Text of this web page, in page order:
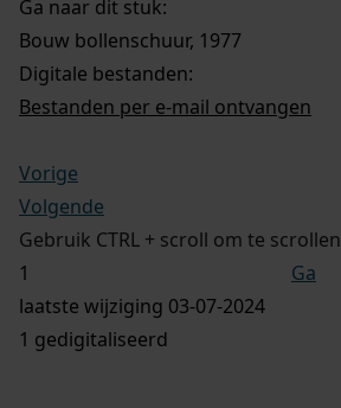
Ga naar dit stuk:
Bouw bollenschuur, 1977
Digitale bestanden:
Bestanden per e-mail ontvangen
Vorige
Volgende
Gebruik CTRL + scroll om te scrollen
Ga
laatste wijziging 03-07-2024
1 gedigitaliseerd